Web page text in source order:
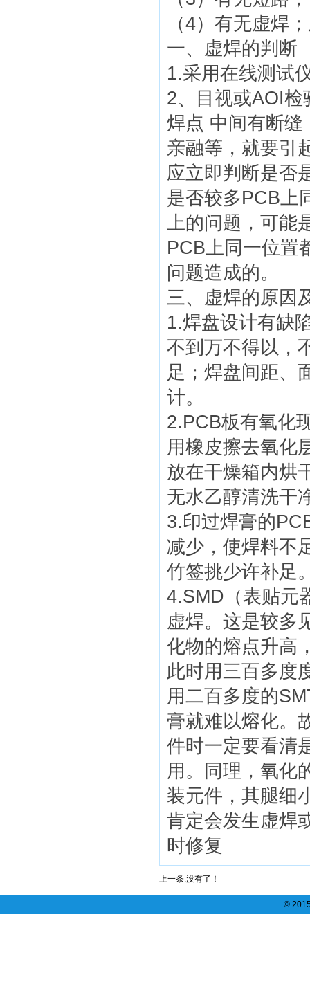
（4）有无虚焊
一、虚焊的判断
1.采用在线测试
2、目视或AOI
焊点 中间有断缝
亲融等，就要引
应立即判断是否
是否较多PCB上
上的问题，可能
PCB上同一位置
问题造成的。
三、虚焊的原因
1.焊盘设计有缺
不到万不得以，
足；焊盘间距、
计。
2.PCB板有氧化
用橡皮擦去氧化
放在干燥箱内烘
无水乙醇清洗干
3.印过焊膏的
减少，使焊料不
竹签挑少许补足
4.SMD（表贴元
虚焊。这是较多
化物的熔点升高
此时用三百多度
用二百多度的
膏就难以熔化。
件时一定要看清
用。同理，氧化
装元件，其腿细
肯定会发生虚焊
时修复
上一条:没有了！
©